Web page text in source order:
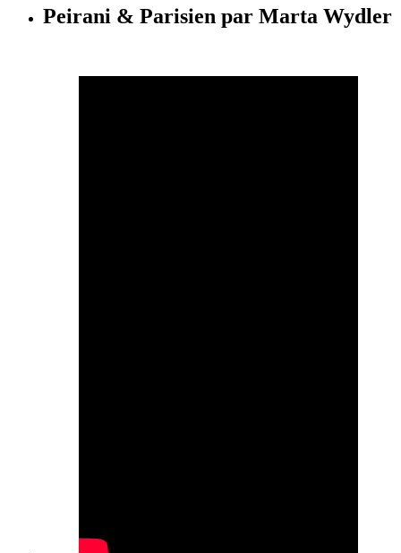
Peirani & Parisien par Marta Wydler